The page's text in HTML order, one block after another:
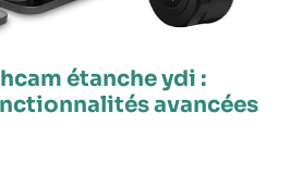
étanche ydi :
avancées